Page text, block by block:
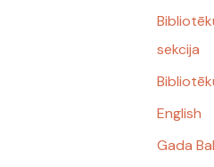
sekcija
English
Gada